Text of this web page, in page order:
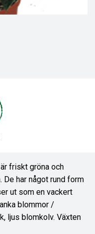
friskt gröna och
har något rund form
ut som en vackert
blommor /
ljus blomkolv. Växten